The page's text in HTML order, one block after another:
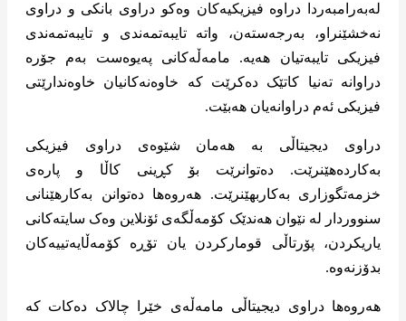
لەبەرامبەردا دراوە فیزیکیەکان وەکو دراوی بانکی و دراوی
نەخشێنراو، بەرجەستەن، واتە تایبەتمەندی و تایبەتمەندی
فیزیکی تایبەتیان هەیە. مامەڵەکانی پەیوەست بەم جۆرە
دراوانە تەنیا کاتێک دەکرێت کە خاوەنەکانیان خاوەندارێتی
فیزیکی ئەم دراوانەیان هەبێت.
دراوی دیجیتاڵی بە هەمان شێوەی دراوی فیزیکی
بەکاردەهێنرێت. دەتوانرێت بۆ کڕینی کاڵا و پارەی
خزمەتگوزاری بەکاربهێنرێت. هەروەها دەتوانن بەکارهێنانی
سنووردار لە نێوان هەندێک کۆمەڵگەی ئۆنلاین وەک سایتەکانی
یاریکردن، پۆرتاڵی قومارکردن یان تۆڕە کۆمەڵایەتییەکان
بدۆزنەوە.
هەروەها دراوی دیجیتاڵی مامەڵەی خێرا چالاک دەکات کە